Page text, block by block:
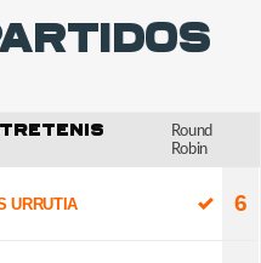
Round
Robin
URRUTIA 6